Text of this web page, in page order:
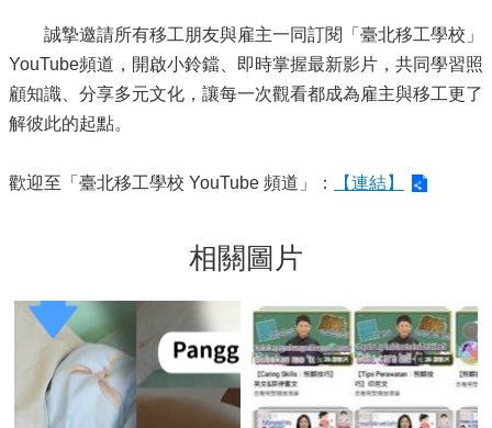
誠摯邀請所有移工朋友與雇主一同訂閱「臺北移工學校」
YouTube頻道，開啟小鈴鐺、即時掌握最新影片，共同學習照
顧知識、分享多元文化，讓每一次觀看都成為雇主與移工更了
解彼此的起點。
歡迎至「臺北移工學校 YouTube 頻道」： 【連結】
相關圖片